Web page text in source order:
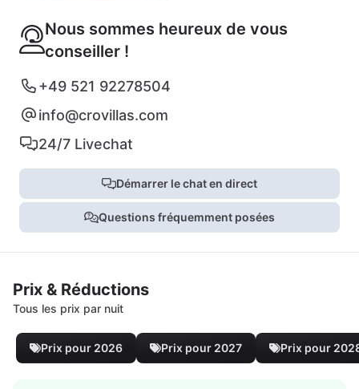
Nous sommes heureux de vous
conseiller !
+49 521 92278504
info@crovillas.com
24/7 Livechat
Démarrer le chat en direct
Questions fréquemment posées
Prix & Réductions
Tous les prix par nuit
Prix pour 2026 Prix pour 2027 Prix pour